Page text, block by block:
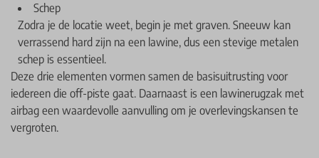
Schep
Zodra je de locatie weet, begin je met graven. Sneeuw kan
verrassend hard zijn na een lawine, dus een stevige metalen
schep is essentieel.
Deze drie elementen vormen samen de basisuitrusting voor
iedereen die off-piste gaat. Daarnaast is een lawinerugzak met
airbag een waardevolle aanvulling om je overlevingskansen te
vergroten.